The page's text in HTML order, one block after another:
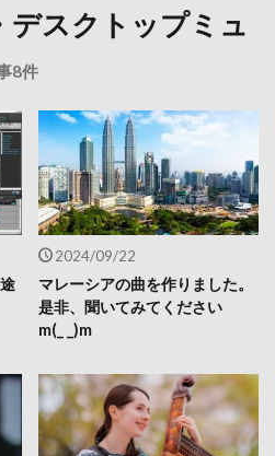
デスクトップミュ
8件
2024/09/22
マレーシアの曲を作りました。
是非、聞いてみてください
m(_ _)m